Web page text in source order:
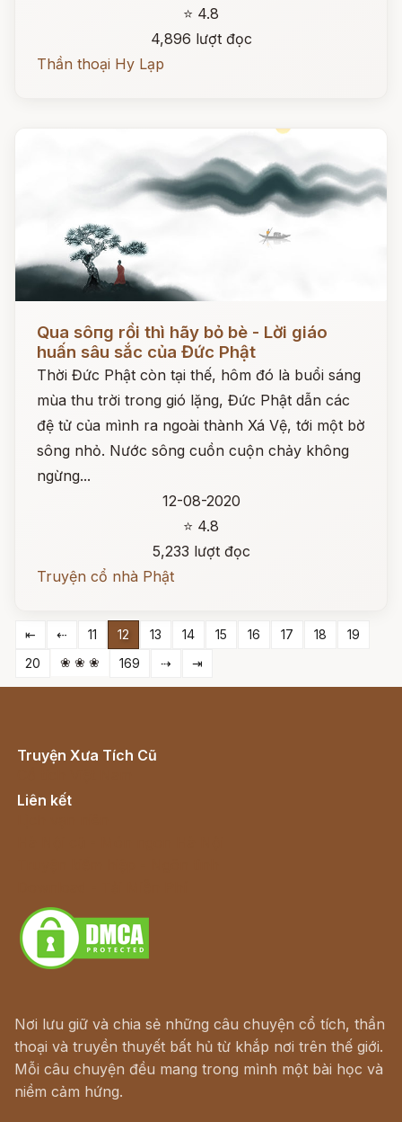
⭐ 4.8
4,896 lượt đọc
Thần thoại Hy Lạp
Qua sôпg rồi thì hãy bỏ bè - Lời giáo
huấn sâu sắc của Đức Phật
Thời Đức Phật còn tại thế, hôm đó là buổi sáng
mùa thu trời trong gió lặng, Đức Phật dẫn các
đệ tử của mình ra ngoài thành Xá Vệ, tới một bờ
sông nhỏ. Nước sông cuồn cuộn chảy không
ngừng...
12-08-2020
⭐ 4.8
5,233 lượt đọc
Truyện cổ nhà Phật
⇤ ⇠ 11 12 13 14 15 16 17 18
19
20
❀ ❀ ❀ 169 ⇢ ⇥
Truyện Xưa Tích Cũ
Liên kết
Nơi lưu giữ và chia sẻ những câu chuyện cổ tích, thần
thoại và truyền thuyết bất hủ từ khắp nơi trên thế giới.
Mỗi câu chuyện đều mang trong mình một bài học và
niềm cảm hứng.